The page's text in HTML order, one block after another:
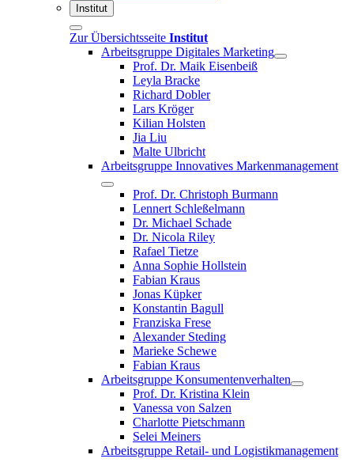
Institut
Zur Übersichtsseite Institut
Arbeitsgruppe Digitales Marketing
Prof. Dr. Maik Eisenbeiß
Leyla Bracke
Richard Dobler
Lars Kröger
Kilian Holsten
Jia Liu
Malte Ulbricht
Arbeitsgruppe Innovatives Markenmanagement
Prof. Dr. Christoph Burmann
Lennert Schleßelmann
Dr. Michael Schade
Dr. Nicola Riley
Rafael Tietze
Anna Sophie Hollstein
Fabian Kraus
Jonas Küpker
Konstantin Bagull
Franziska Frese
Alexander Steding
Marieke Schewe
Fabian Kraus
Arbeitsgruppe Konsumentenverhalten
Prof. Dr. Kristina Klein
Vanessa von Salzen
Charlotte Pietschmann
Selei Meiners
Arbeitsgruppe Retail- und Logistikmanagement